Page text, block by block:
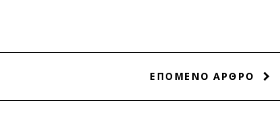
ΕΠΟΜΕΝΟ ΑΡΘΡΟ